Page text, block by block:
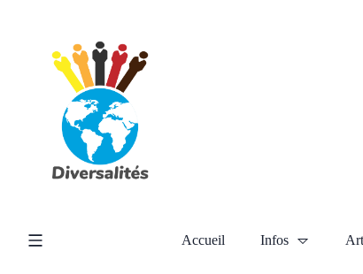
Accueil Infos